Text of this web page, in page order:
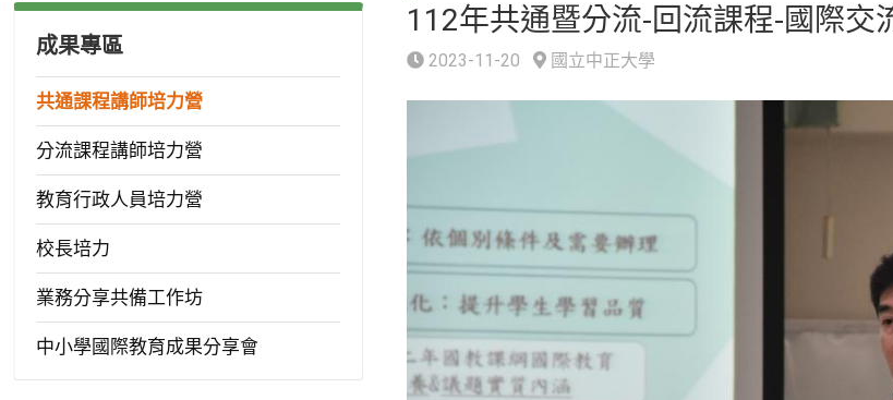
成果專區
共通課程講師培力營
分流課程講師培力營
教育行政人員培力營
校長培力
業務分享共備工作坊
中小學國際教育成果分享會
112年共通暨分流-回流課程-國際交
2023-11-20 國立中正大學